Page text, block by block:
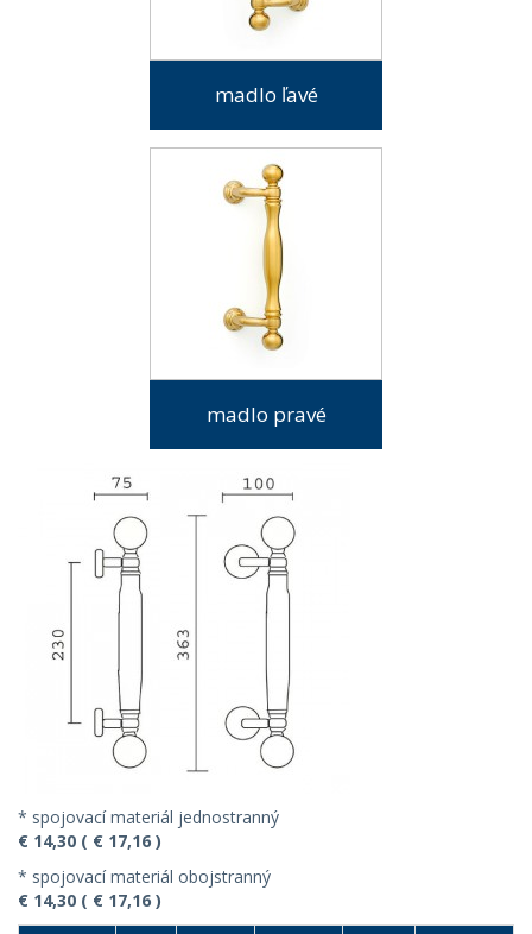
madlo ľavé
madlo pravé
* spojovací materiál jednostranný
€ 14,30 ( € 17,16 )
* spojovací materiál obojstranný
€ 14,30 ( € 17,16 )